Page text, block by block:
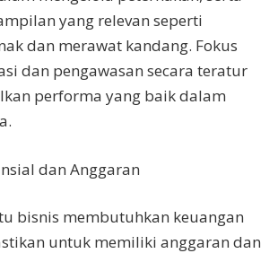
yang relevan seperti
dan merawat kandang. Fokus
dan pengawasan secara teratur
performa yang baik dalam
dan Anggaran
bisnis membutuhkan keuangan
untuk memiliki anggaran dan